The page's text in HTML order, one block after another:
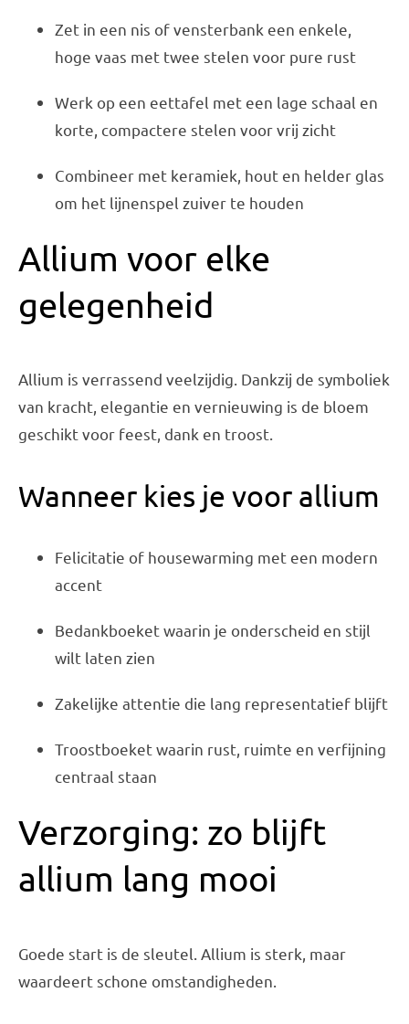
Zet in een nis of vensterbank een enkele,
hoge vaas met twee stelen voor pure rust
Werk op een eettafel met een lage schaal en
korte, compactere stelen voor vrij zicht
Combineer met keramiek, hout en helder glas
om het lijnenspel zuiver te houden
Allium voor elke
gelegenheid
Allium is verrassend veelzijdig. Dankzij de symboliek
van kracht, elegantie en vernieuwing is de bloem
geschikt voor feest, dank en troost.
Wanneer kies je voor allium
Felicitatie of housewarming met een modern
accent
Bedankboeket waarin je onderscheid en stijl
wilt laten zien
Zakelijke attentie die lang representatief blijft
Troostboeket waarin rust, ruimte en verfijning
centraal staan
Verzorging: zo blijft
allium lang mooi
Goede start is de sleutel. Allium is sterk, maar
waardeert schone omstandigheden.